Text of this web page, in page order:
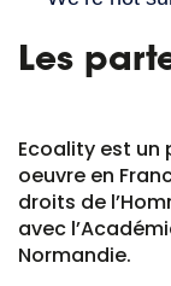
Les
Ecoality est un
oeuvre en
droits de
avec
Normandie.